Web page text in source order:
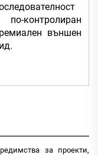
по-контролиран
външен
за проекти,